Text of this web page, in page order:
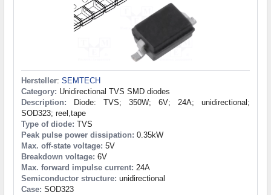
Hersteller: SEMTECH
Category: Unidirectional TVS SMD diodes
Description: Diode: TVS; 350W; 6V; 24A; unidirectional;
SOD323; reel,tape
Type of diode: TVS
Peak pulse power dissipation: 0.35kW
Max. off-state voltage: 5V
Breakdown voltage: 6V
Max. forward impulse current: 24A
Semiconductor structure: unidirectional
Case: SOD323